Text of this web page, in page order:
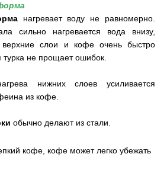
нагревает воду не равномерно.
сильно нагревается вода внизу,
верхние слои и кофе очень быстро
турка не прощает ошибок.
нижних слоев усиливается
из кофе.
обычно делают из стали.
кофе, кофе может легко убежать